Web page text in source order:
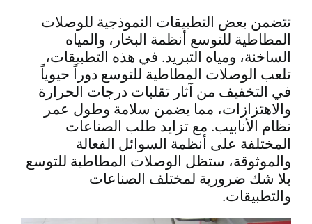
تتضمن بعض التطبيقات النموذجية للوصلات
المطاطية للتوسع أنظمة البخار، والمياه
الساخنة، ومياه التبريد. في هذه التطبيقات،
تلعب الوصلات المطاطية للتوسع دوراً حيوياً
في التخفيف من آثار تقلبات درجات الحرارة
والاهتزازات، مما يضمن سلامة وطول عمر
نظام الأنابيب. مع تزايد طلب الصناعات
المختلفة على أنظمة السوائل الفعالة
والموثوقة، ستظل الوصلات المطاطية للتوسع
بلا شك ضرورية لمختلف الصناعات
والتطبيقات.